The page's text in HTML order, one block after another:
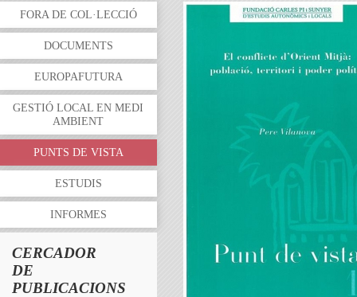
FORA DE COL·LECCIÓ
DOCUMENTS
EUROPAFUTURA
GESTIÓ LOCAL EN MEDI
AMBIENT
PUNTS DE VISTA
ESTUDIS
INFORMES
CERCADOR
DE
PUBLICACIONS